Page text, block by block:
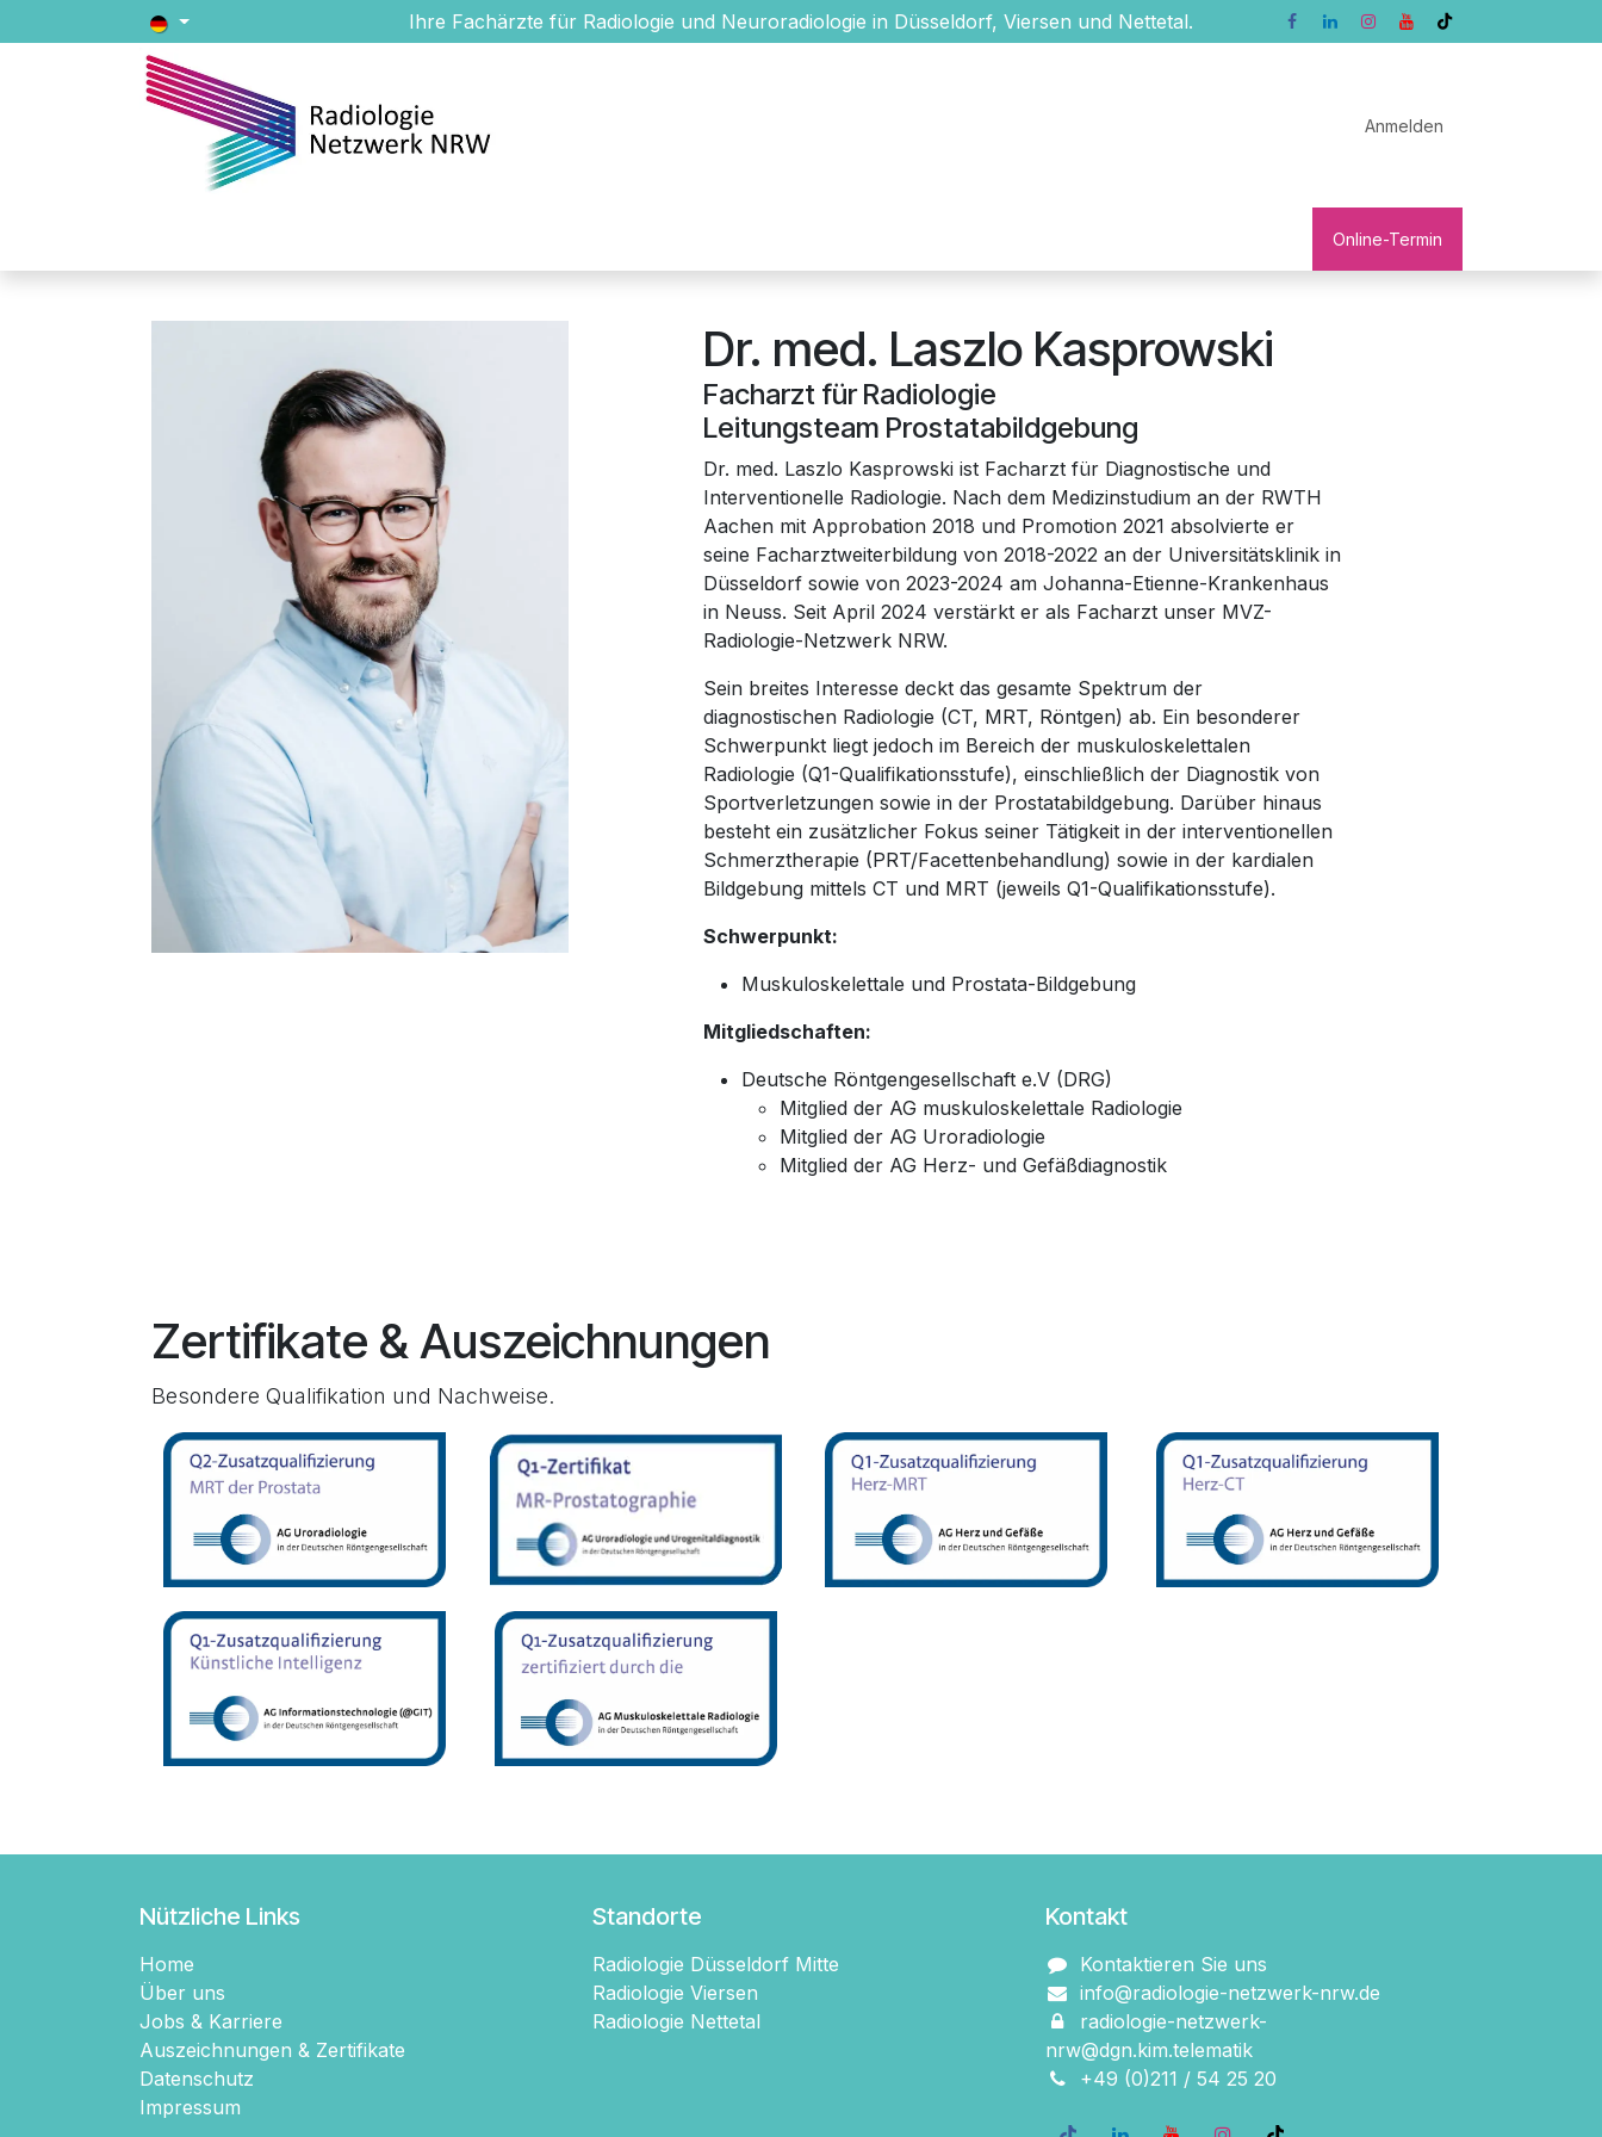
Ihre Fachärzte für Radiologie und Neuroradiologie in Düsseldorf, Viersen und Nettetal.
Anmelden
Online-Termin
Dr. med. Laszlo Kasprowski
Facharzt für Radiologie
Leitungsteam Prostatabildgebung
Dr. med. Laszlo Kasprowski ist Facharzt für Diagnostische und
Interventionelle Radiologie. Nach dem Medizinstudium an der RWTH
Aachen mit Approbation 2018 und Promotion 2021 absolvierte er
seine Facharztweiterbildung von2018-2022 an der Universitätsklinik in
Düsseldorf sowie von2023-2024 am Johanna-Etienne-Krankenhaus
in Neuss. Seit April 2024 verstärkt er als Facharzt unser MVZ-
Radiologie-Netzwerk NRW.
Sein breites Interesse deckt das gesamte Spektrum der
diagnostischen Radiologie (CT, MRT, Röntgen) ab. Ein besonderer
Schwerpunkt liegt jedoch im Bereich der muskuloskelettalen
Radiologie (Q1-Qualifikationsstufe), einschließlich der Diagnostik von
Sportverletzungen sowie in der Prostatabildgebung. Darüber hinaus
besteht ein zusätzlicher Fokus seiner Tätigkeit in der interventionellen
Schmerztherapie (PRT/Facettenbehandlung) sowie in der kardialen
Bildgebung mittels CT und MRT (jeweils Q1-Qualifikationsstufe).
Schwerpunkt:
Muskuloskelettale und Prostata-Bildgebung
Mitgliedschaften:
Deutsche Röntgengesellschaft e.V (DRG)
Mitglied der AG muskuloskelettale Radiologie
Mitglied der AG Uroradiologie
Mitglied der AG Herz- und Gefäßdiagnostik
Zertifikate & Auszeichnungen
Besondere Qualifikation und Nachweise.
Nützliche Links
Home
Über uns
Jobs & Karriere
Auszeichnungen & Zertifikate
Datenschutz
Impressum
Standorte
Radiologie Düsseldorf Mitte
Radiologie Viersen
Radiologie Nettetal
Kontakt
Kontaktieren Sie uns
info@radiologie-netzwerk-nrw.de
radiologie-netzwerk-
nrw@dgn.kim.telematik
+49 (0)211 / 54 2​5 20